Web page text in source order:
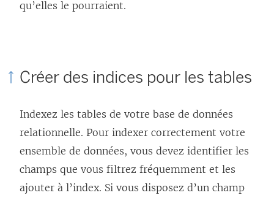
qu’elles le pourraient.
Créer des indices pour les tables
Indexez les tables de votre base de données
relationnelle. Pour indexer correctement votre
ensemble de données, vous devez identifier les
champs que vous filtrez fréquemment et les
ajouter à l’index. Si vous disposez d’un champ